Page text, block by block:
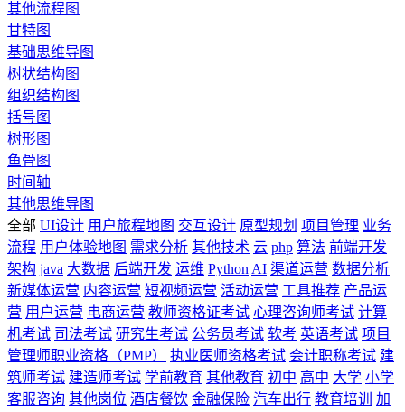
其他流程图
甘特图
基础思维导图
树状结构图
组织结构图
括号图
树形图
鱼骨图
时间轴
其他思维导图
全部 UI设计 用户旅程地图 交互设计 原型规划 项目管理 业务
流程 用户体验地图 需求分析 其他技术 云 php 算法 前端开发
架构 java 大数据 后端开发 运维 Python AI 渠道运营 数据分析
新媒体运营 内容运营 短视频运营 活动运营 工具推荐 产品运
营 用户运营 电商运营 教师资格证考试 心理咨询师考试 计算
机考试 司法考试 研究生考试 公务员考试 软考 英语考试 项目
管理师职业资格（PMP）
执业医师资格考试 会计职称考试 建
筑师考试 建造师考试 学前教育 其他教育 初中 高中 大学 小学
客服咨询 其他岗位 酒店餐饮 金融保险 汽车出行 教育培训
加